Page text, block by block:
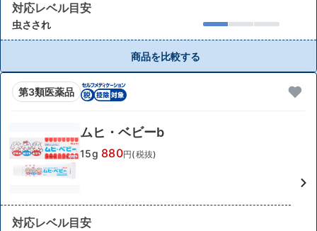
対応レベル目安
虫さされ
商品を比較する
第3類医薬品
ムヒ・ベビーb
15g 880円(税抜)
対応レベル目安